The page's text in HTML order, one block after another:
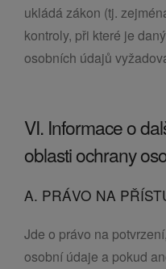
ukládá zákon (tj.
kontroly, při které je
osobních údajů
VI. Informace o
oblasti ochrany
A. PRÁVO NA
Jde o právo na
osobní údaje a pokud